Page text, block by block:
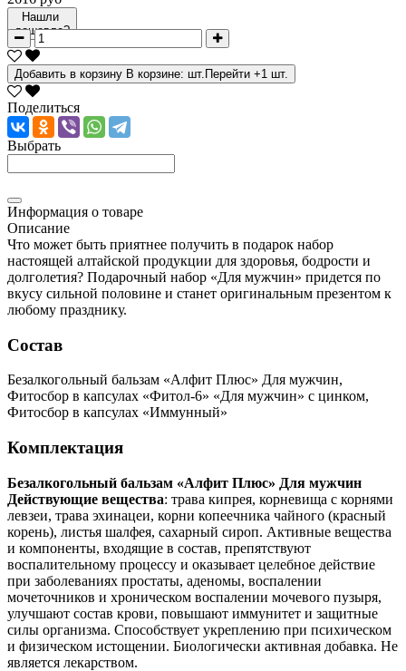
Нашли
дешевле?
Добавить в корзину В корзине: шт. Перейти +1 шт.
Поделиться
Выбрать
Информация о товаре
Описание
Что может быть приятнее получить в подарок набор
настоящей алтайской продукции для здоровья, бодрости и
долголетия? Подарочный набор «Для мужчин» придется по
вкусу сильной половине и станет оригинальным презентом к
любому празднику.
Состав
Безалкогольный бальзам «Алфит Плюс» Для мужчин,
Фитосбор в капсулах «Фитол-6» «Для мужчин» с цинком,
Фитосбор в капсулах «Иммунный»
Комплектация
Безалкогольный бальзам «Алфит Плюс» Для мужчин
Действующие вещества: трава кипрея, корневища с корнями
левзеи, трава эхинацеи, корни копеечника чайного (красный
корень), листья шалфея, сахарный сироп. Активные вещества
и компоненты, входящие в состав, препятствуют
воспалительному процессу и оказывает целебное действие
при заболеваниях простаты, аденомы, воспалении
мочеточников и хроническом воспалении мочевого пузыря,
улучшают состав крови, повышают иммунитет и защитные
силы организма. Способствует укреплению при психическом
и физическом истощении. Биологически активная добавка. Не
является лекарством.